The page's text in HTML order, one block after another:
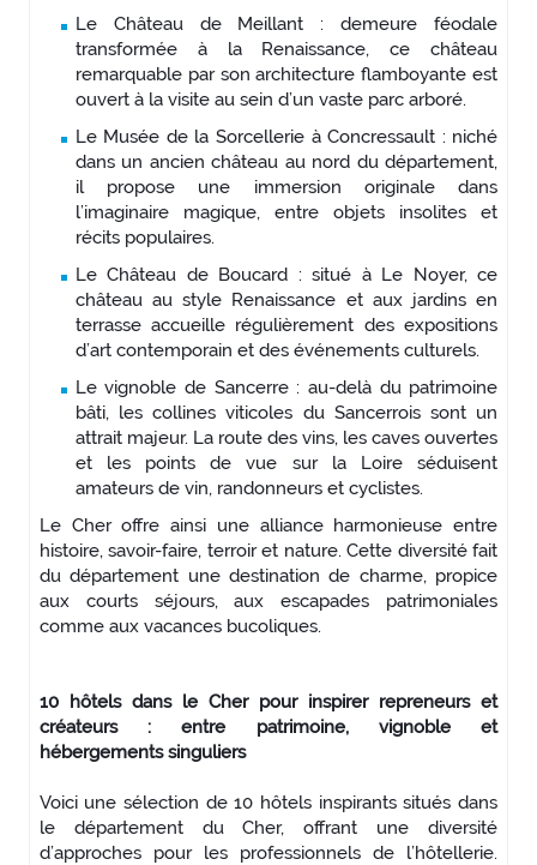
Le Château de Meillant : demeure féodale
transformée à la Renaissance, ce château
remarquable par son architecture flamboyante est
ouvert à la visite au sein d’un vaste parc arboré.
Le Musée de la Sorcellerie à Concressault : niché
dans un ancien château au nord du département,
il propose une immersion originale dans
l’imaginaire magique, entre objets insolites et
récits populaires.
Le Château de Boucard : situé à Le Noyer, ce
château au style Renaissance et aux jardins en
terrasse accueille régulièrement des expositions
d’art contemporain et des événements culturels.
Le vignoble de Sancerre : au-delà du patrimoine
bâti, les collines viticoles du Sancerrois sont un
attrait majeur. La route des vins, les caves ouvertes
et les points de vue sur la Loire séduisent
amateurs de vin, randonneurs et cyclistes.
Le Cher offre ainsi une alliance harmonieuse entre
histoire, savoir-faire, terroir et nature. Cette diversité fait
du département une destination de charme, propice
aux courts séjours, aux escapades patrimoniales
comme aux vacances bucoliques.
10 hôtels dans le Cher pour inspirer repreneurs et
créateurs : entre patrimoine, vignoble et
hébergements singuliers
Voici une sélection de 10 hôtels inspirants situés dans
le département du Cher, offrant une diversité
d’approches pour les professionnels de l’hôtellerie.